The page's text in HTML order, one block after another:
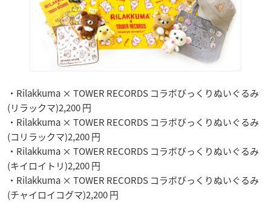
・Rilakkuma × TOWER RECORDS コラボびっくりぬいぐるみ
(リラックマ)2,200 円
・Rilakkuma × TOWER RECORDS コラボびっくりぬいぐるみ
(コリラックマ)2,200 円
・Rilakkuma × TOWER RECORDS コラボびっくりぬいぐるみ
(キイロイトリ)2,200 円
・Rilakkuma × TOWER RECORDS コラボびっくりぬいぐるみ
(チャイロイコグマ)2,200 円